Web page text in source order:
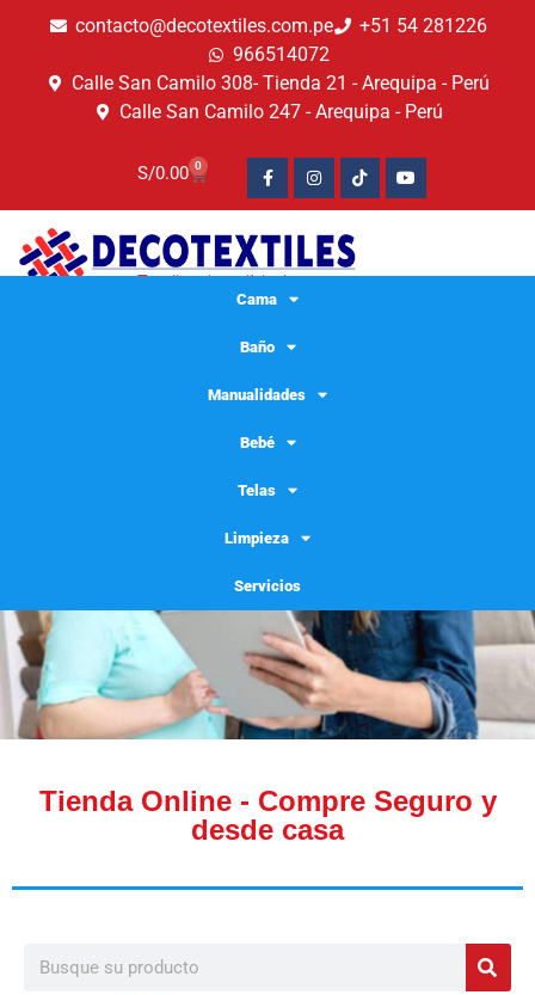
contacto@decotextiles.com.pe
+51 54 281226
966514072
Calle San Camilo 308- Tienda 21 - Arequipa - Perú
Calle San Camilo 247 - Arequipa - Perú​
S/0.00 0
Cama
Baño
Manualidades
Bebé
Telas
Limpieza
Servicios
Microfibra para limpieza
Tienda Online - Compre Seguro y
desde casa